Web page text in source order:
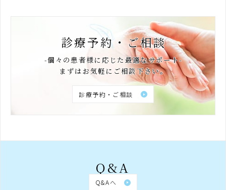
診療予約・ご相談
-個々の患者様に応じた最適なサポート-
まずはお気軽にご相談下さい。
診療予約・ご相談
Q&A
Q&Aへ